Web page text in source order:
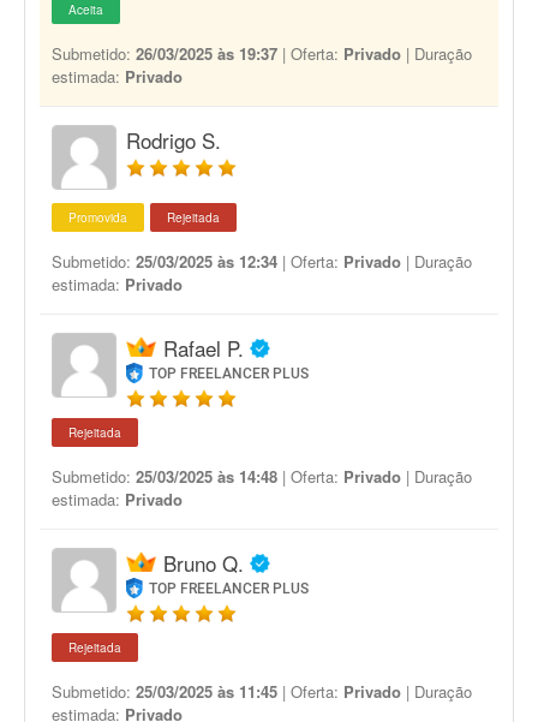
Aceita
Submetido: 26/03/2025 às 19:37 | Oferta: Privado | Duração
estimada: Privado
Rodrigo S.
Promovida Rejeitada
Submetido: 25/03/2025 às 12:34 | Oferta: Privado | Duração
estimada: Privado
Rafael P.
TOP FREELANCER PLUS
Rejeitada
Submetido: 25/03/2025 às 14:48 | Oferta: Privado | Duração
estimada: Privado
Bruno Q.
TOP FREELANCER PLUS
Rejeitada
Submetido: 25/03/2025 às 11:45 | Oferta: Privado | Duração
estimada: Privado